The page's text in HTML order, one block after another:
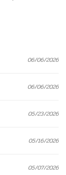
06/06/2026
06/06/2026
05/23/2026
05/16/2026
05/07/2026